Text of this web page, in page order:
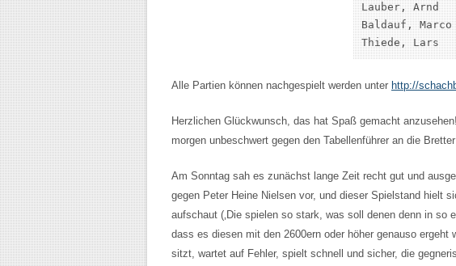
Lauber,
Baldauf,
Thiede, Lars
Alle Partien können nachgespielt werden unter http://
Herzlichen Glückwunsch, das hat Spaß gemacht
morgen unbeschwert gegen den Tabellenführer an die
Am Sonntag sah es zunächst lange Zeit recht gut und
gegen Peter Heine Nielsen vor, und dieser Spielstand hielt
aufschaut (‚Die spielen so stark, was soll denen denn in so
dass es diesen mit den 2600ern oder höher genauso ergeht
sitzt, wartet auf Fehler, spielt schnell und sicher, die